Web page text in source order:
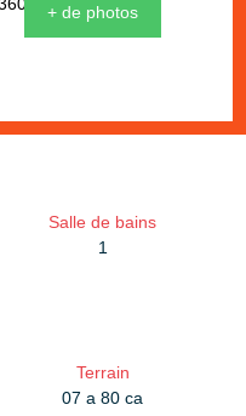
+ de photos
Salle de bains
1
Terrain
07 a 80 ca